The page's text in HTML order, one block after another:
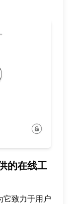
的在线工
它致力于用户